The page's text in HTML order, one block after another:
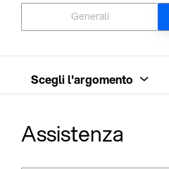
Generali
Scegli l'argomento
Assistenza